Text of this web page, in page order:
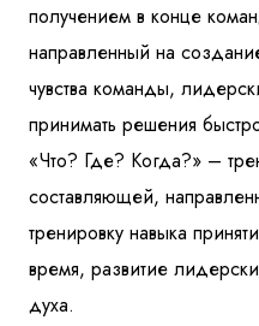
получением в конце
направленный на
чувства команды,
принимать решения
«Что? Где? Когда?» –
составляющей,
тренировку навыка
время, развитие
духа.